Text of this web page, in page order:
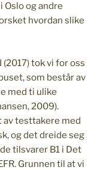
og andre
hvordan slike
tok vi for oss
som består av
med ti ulike
2009).
av testtakere med
og det dreide seg
tilsvarer B1 i Det
Grunnen til at vi